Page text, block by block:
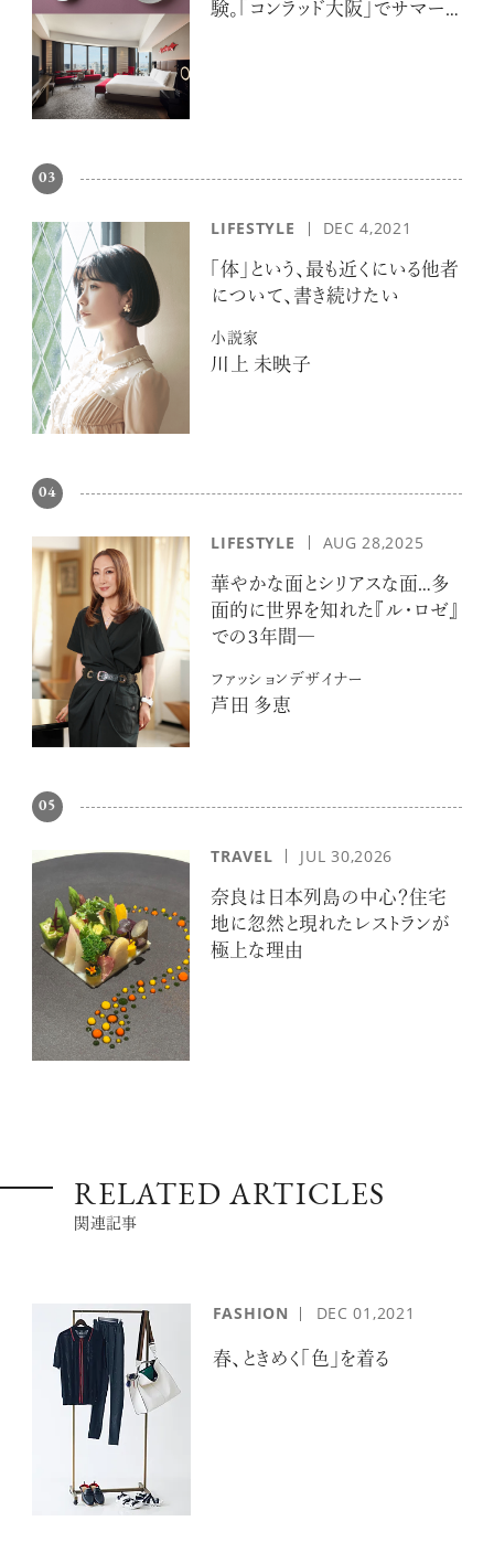
験。「コンラッド大阪」でサマー
03
LIFESTYLE DEC 4,2021
「体」という、最も近くにいる他者
について、書き続けたい
小説家
川上 未映子
04
LIFESTYLE AUG 28,2025
華やかな面とシリアスな面…多
面的に世界を知れた『ル・ロゼ』
での３年間―
ファッションデザイナー
芦田 多恵
05
TRAVEL JUL 30,2026
奈良は日本列島の中心？住宅
地に忽然と現れたレストランが
極上な理由
RELATED ARTICLES
関連記事
FASHION DEC 01,2021
春、ときめく「色」を着る